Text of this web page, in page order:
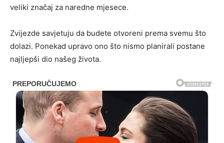
veliki značaj za naredne mjesece.
Zvijezde savjetuju da budete otvoreni prema svemu što
dolazi. Ponekad upravo ono što nismo planirali postane
najljepši dio našeg života.